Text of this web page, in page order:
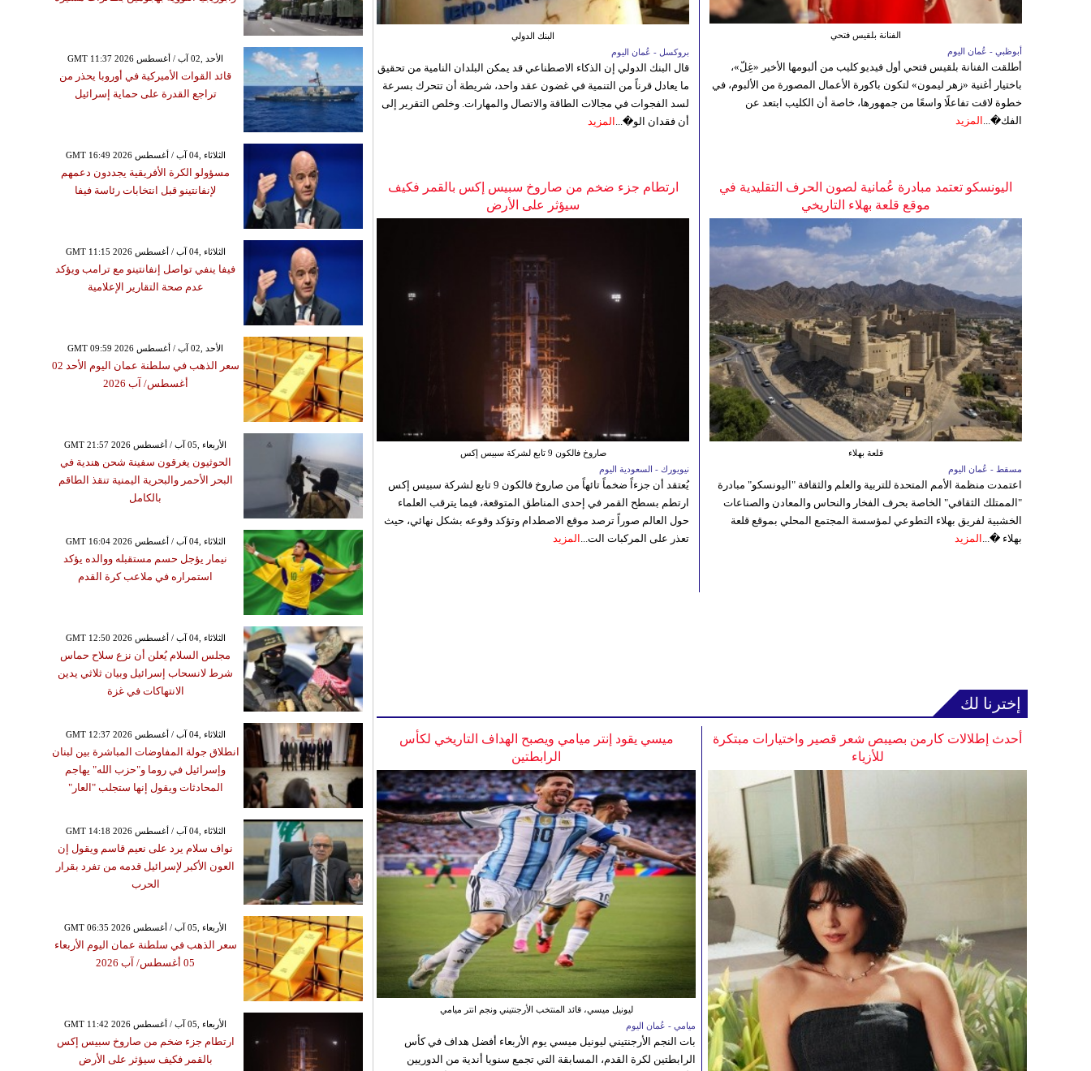
البنك الدولي
بروكسل - عُمان اليوم
قال البنك الدولي إن الذكاء الاصطناعي قد يمكن البلدان النامية من تحقيق
ما يعادل قرناً من التنمية في غضون عقد واحد، شريطة أن تتحرك بسرعة
لسد الفجوات في مجالات الطاقة والاتصال والمهارات. وخلص التقرير إلى
أن فقدان الو�... المزيد
الفنانة بلقيس فتحي
أبوظبي - عُمان اليوم
أطلقت الفنانة بلقيس فتحي أول فيديو كليب من ألبومها الأخير «غِلّ»،
باختيار أغنية «زهر ليمون» لتكون باكورة الأعمال المصورة من الألبوم، في
خطوة لاقت تفاعلًا واسعًا من جمهورها، خاصة أن الكليب ابتعد عن
الفك�... المزيد
ارتطام جزء ضخم من صاروخ سبيس إكس بالقمر فكيف
سيؤثر على الأرض
صاروخ فالكون 9 تابع لشركة سبيس إكس
نيويورك - السعودية اليوم
يُعتقد أن جزءاً ضخماً تائهاً من صاروخ فالكون 9 تابع لشركة سبيس إكس
ارتطم بسطح القمر في إحدى المناطق المتوقعة، فيما يترقب العلماء
حول العالم صوراً ترصد موقع الاصطدام وتؤكد وقوعه بشكل نهائي، حيث
تعذر على المركبات الت... المزيد
اليونسكو تعتمد مبادرة عُمانية لصون الحرف التقليدية في
موقع قلعة بهلاء التاريخي
قلعة بهلاء
مسقط - عُمان اليوم
اعتمدت منظمة الأمم المتحدة للتربية والعلم والثقافة "اليونسكو" مبادرة
"الممتلك الثقافي" الخاصة بحرف الفخار والنحاس والمعادن والصناعات
الخشبية لفريق بهلاء التطوعي لمؤسسة المجتمع المحلي بموقع قلعة
بهلاء �... المزيد
إخترنا لك
ميسي يقود إنتر ميامي ويصبح الهداف التاريخي لكأس
الرابطتين
ليونيل ميسي، قائد المنتخب الأرجنتيني ونجم انتر ميامي
ميامي - عُمان اليوم
بات النجم الأرجنتيني ليونيل ميسي يوم الأربعاء أفضل هداف في كأس
الرابطتين لكرة القدم، المسابقة التي تجمع سنويا أندية من الدوريين
أحدث إطلالات كارمن بصيبص شعر قصير واختيارات مبتكرة
للأزياء
GMT 11:37 2026 الأحد ,02 آب / أغسطس
قائد القوات الأميركية في أوروبا يحذر من
تراجع القدرة على حماية إسرائيل
GMT 16:49 2026 الثلاثاء ,04 آب / أغسطس
مسؤولو الكرة الأفريقية يجددون دعمهم
لإنفانتينو قبل انتخابات رئاسة فيفا
GMT 11:15 2026 الثلاثاء ,04 آب / أغسطس
فيفا ينفي تواصل إنفانتينو مع ترامب ويؤكد
عدم صحة التقارير الإعلامية
GMT 09:59 2026 الأحد ,02 آب / أغسطس
سعر الذهب في سلطنة عمان اليوم الأحد 02
أغسطس/ آب 2026
GMT 21:57 2026 الأربعاء ,05 آب / أغسطس
الحوثيون يغرقون سفينة شحن هندية في
البحر الأحمر والبحرية اليمنية تنقذ الطاقم
بالكامل
GMT 16:04 2026 الثلاثاء ,04 آب / أغسطس
نيمار يؤجل حسم مستقبله ووالده يؤكد
استمراره في ملاعب كرة القدم
GMT 12:50 2026 الثلاثاء ,04 آب / أغسطس
مجلس السلام يُعلن أن نزع سلاح حماس
شرط لانسحاب إسرائيل وبيان ثلاثي يدين
الانتهاكات في غزة
GMT 12:37 2026 الثلاثاء ,04 آب / أغسطس
انطلاق جولة المفاوضات المباشرة بين لبنان
وإسرائيل في روما و"حزب الله" يهاجم
المحادثات ويقول إنها ستجلب "العار"
GMT 14:18 2026 الثلاثاء ,04 آب / أغسطس
نواف سلام يرد على نعيم قاسم ويقول إن
العون الأكبر لإسرائيل قدمه من تفرد بقرار
الحرب
GMT 06:35 2026 الأربعاء ,05 آب / أغسطس
سعر الذهب في سلطنة عمان اليوم الأربعاء
05 أغسطس/ آب 2026
GMT 11:42 2026 الأربعاء ,05 آب / أغسطس
ارتطام جزء ضخم من صاروخ سبيس إكس
بالقمر فكيف سيؤثر على الأرض